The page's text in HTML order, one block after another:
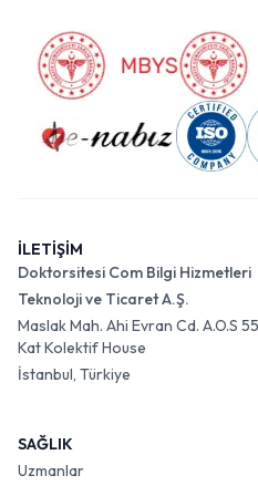
İLETİŞİM
Doktorsitesi Com Bilgi Hizmetleri
Teknoloji ve Ticaret A.Ş.
Maslak Mah. Ahi Evran Cd. A.O.S
Kat Kolektif House
İstanbul, Türkiye
SAĞLIK
Uzmanlar